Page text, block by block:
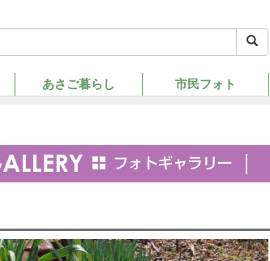
あさご暮らし 市民フォト